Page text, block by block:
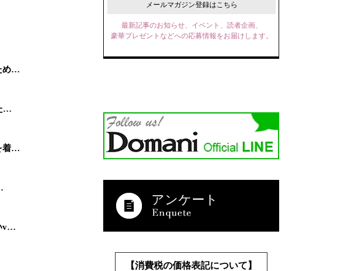
め…
…
着…
v…
メールマガジン登録はこちら
最新記事のお知らせ、イベント、読者企画、
豪華プレゼントなどへの応募情報をお届けします。
アンケート
【消費税の価格表記について】